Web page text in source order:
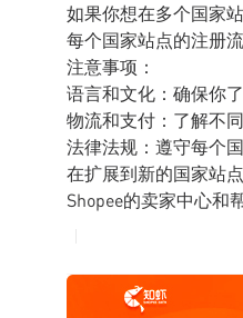
如果你想在多个国家
每个国家站点的注册
注意事项：
语言和文化：确保你
物流和支付：了解不
法律法规：遵守每个
在扩展到新的国家站
Shopee的卖家中心和